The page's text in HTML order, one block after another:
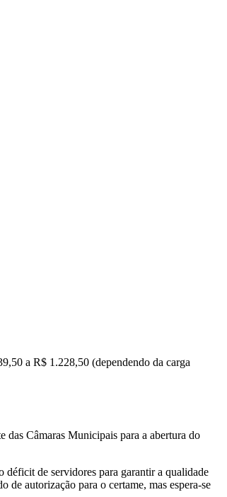
a R$ 1.228,50 (dependendo da carga
Câmaras Municipais para a abertura do
déficit de servidores para garantir a qualidade
de autorização para o certame, mas espera-se